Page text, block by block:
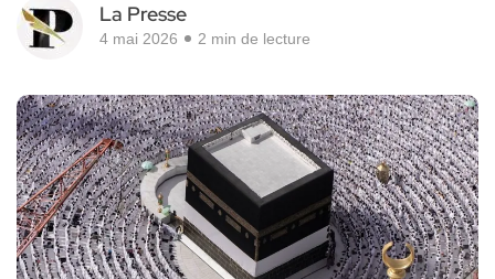
La Presse
4 mai 2026 2 min de lecture